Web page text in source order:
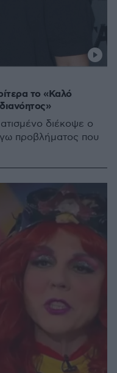
το «Καλό
διέκοψε ο
προβλήματος που